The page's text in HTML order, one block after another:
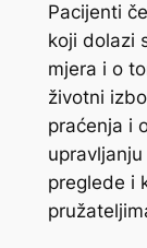
Pacijenti
koji dolazi
mjera i o
životni
praćenja i
preglede i